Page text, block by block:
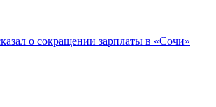
о сокращении зарплаты в «Сочи»